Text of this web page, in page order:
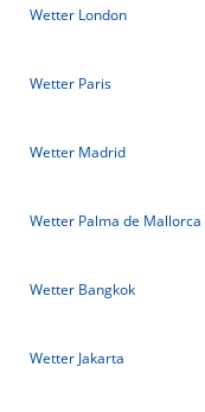
Wetter London
Wetter Paris
Wetter Madrid
Wetter Palma de Mallorca
Wetter Bangkok
Wetter Jakarta